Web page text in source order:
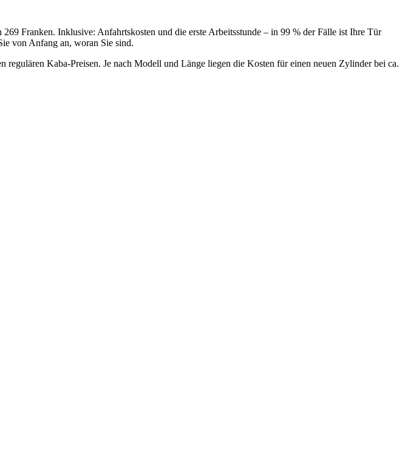
Franken. Inklusive: Anfahrtskosten und die erste Arbeitsstunde – in 99 % der Fälle ist Ihre Tür
von Anfang an, woran Sie sind.
Kaba-Preisen. Je nach Modell und Länge liegen die Kosten für einen neuen Zylinder bei ca.